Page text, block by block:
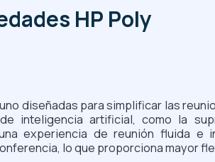
HP Poly
diseñadas para simplificar las
inteligencia artificial, como la
experiencia de reunión fluida e
lo que proporciona mayor